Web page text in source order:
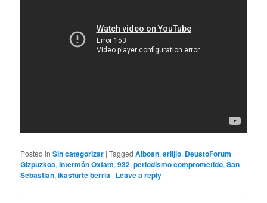
Posted in Sin categorizar |Tagged Alboan,erlijio, DeustoForum
Gizpuzkoa,Intermón Oxfam,932,periodismo comprometido,San
Sebastian,ikasturte berria | Leave a reply